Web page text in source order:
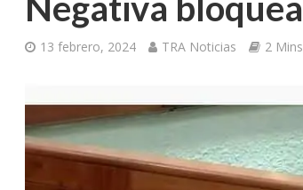
13 febrero, 2024 TRA Noticias 2